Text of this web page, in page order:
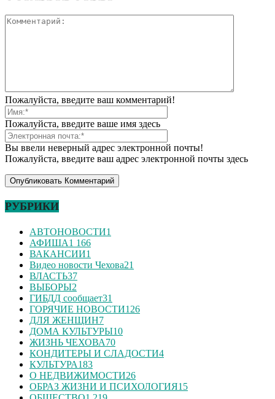
Пожалуйста, введите ваш комментарий!
Пожалуйста, введите ваше имя здесь
Вы ввели неверный адрес электронной почты!
Пожалуйста, введите ваш адрес электронной почты здесь
РУБРИКИ
АВТОНОВОСТИ1
АФИША1 166
ВАКАНСИИ1
Видео новости Чехова21
ВЛАСТЬ37
ВЫБОРЫ2
ГИБДД сообщает31
ГОРЯЧИЕ НОВОСТИ126
ДЛЯ ЖЕНЩИН7
ДОМА КУЛЬТУРЫ10
ЖИЗНЬ ЧЕХОВА70
КОНДИТЕРЫ И СЛАДОСТИ4
КУЛЬТУРА183
О НЕДВИЖИМОСТИ26
ОБРАЗ ЖИЗНИ И ПСИХОЛОГИЯ15